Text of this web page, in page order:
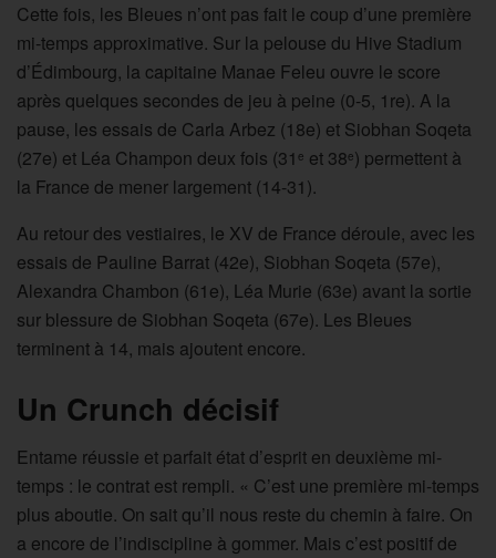
Cette fois, les Bleues n’ont pas fait le coup d’une première
mi-temps approximative. Sur la pelouse du Hive Stadium
d’Édimbourg, la capitaine Manae Feleu ouvre le score
après quelques secondes de jeu à peine (0-5, 1re). A la
pause, les essais de Carla Arbez (18e) et Siobhan Soqeta
(27e) et Léa Champon deux fois (31 e et 38e) permettent à
la France de mener largement (14-31).
Au retour des vestiaires, le XV de France déroule, avec les
essais de Pauline Barrat (42e), Siobhan Soqeta (57e),
Alexandra Chambon (61e), Léa Murie (63e) avant la sortie
sur blessure de Siobhan Soqeta (67e). Les Bleues
terminent à 14, mais ajoutent encore.
Un Crunch décisif
Entame réussie et parfait état d’esprit en deuxième mi-
temps : le contrat est rempli. « C’est une première mi-temps
plus aboutie. On sait qu’il nous reste du chemin à faire. On
a encore de l’indiscipline à gommer. Mais c’est positif de